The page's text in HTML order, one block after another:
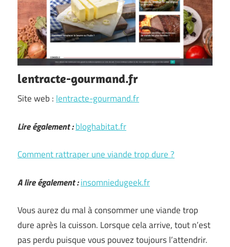
lentracte-gourmand.fr
Site web : lentracte-gourmand.fr
Lire également :bloghabitat.fr
Comment rattraper une viande trop dure ?
A lire également :insomniedugeek.fr
Vous aurez du mal à consommer une viande trop
dure après la cuisson. Lorsque cela arrive, tout n’est
pas perdu puisque vous pouvez toujours l’attendrir.